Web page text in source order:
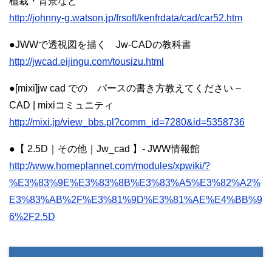
http://johnny-g.watson.jp/frsoft/kenfrdata/cad/car52.htm
●JWWで透視図を描く Jw-CADの教科書
http://jwcad.eijingu.com/tousizu.html
●[mixi]jw cad での パースの書き方教えてください –
CAD | mixiコミュニティ
http://mixi.jp/view_bbs.pl?comm_id=7280&id=5358736
●【 2.5D｜その他｜Jw_cad 】- JWW情報館
http://www.homeplannet.com/modules/xpwiki/?
%E3%83%9E%E3%83%8B%E3%83%A5%E3%82%A2%
E3%83%AB%2F%E3%81%9D%E3%81%AE%E4%BB%9
6%2F2.5D